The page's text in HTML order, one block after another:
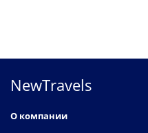
NewTravels
О компании